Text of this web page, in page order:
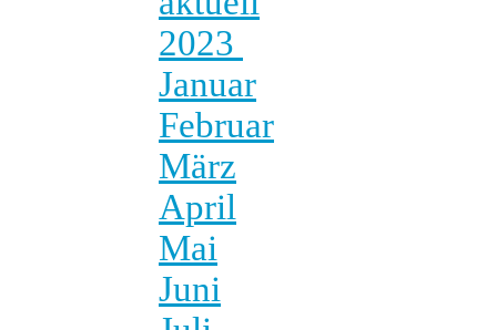
2023
Januar
Februar
März
April
Mai
Juni